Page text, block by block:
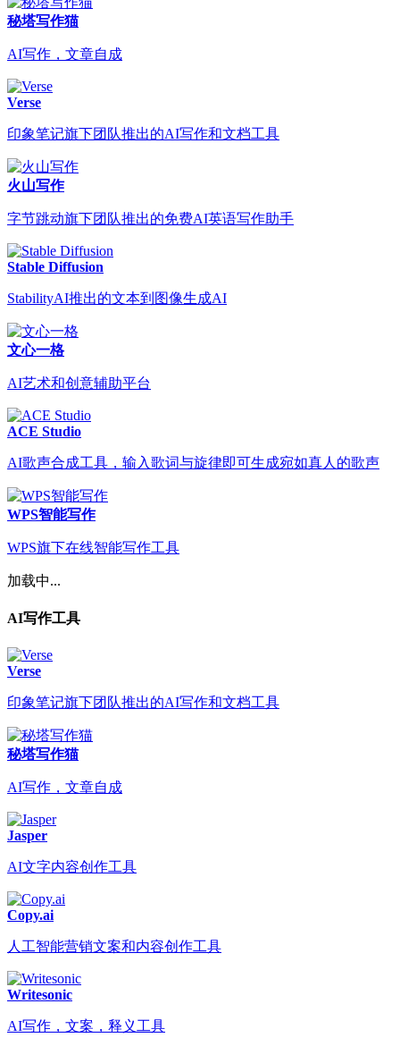
秘塔写作猫
AI写作，文章自成
Verse
印象笔记旗下团队推出的AI写作和文档工具
火山写作
字节跳动旗下团队推出的免费AI英语写作助手
Stable Diffusion
StabilityAI推出的文本到图像生成AI
文心一格
AI艺术和创意辅助平台
ACE Studio
AI歌声合成工具，输入歌词与旋律即可生成宛如真人的歌声
WPS智能写作
WPS旗下在线智能写作工具
加载中...
AI写作工具
Verse
印象笔记旗下团队推出的AI写作和文档工具
秘塔写作猫
AI写作，文章自成
Jasper
AI文字内容创作工具
Copy.ai
人工智能营销文案和内容创作工具
Writesonic
AI写作，文案，释义工具